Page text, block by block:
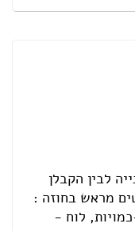
לבין הקבלן
מראש בחוזה :
לוח -